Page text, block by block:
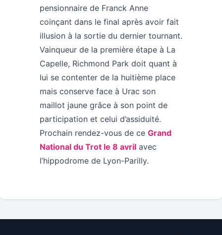
pensionnaire de Franck Anne
coinçant dans le final après avoir fait
illusion à la sortie du dernier tournant.
Vainqueur de la première étape à La
Capelle, Richmond Park doit quant à
lui se contenter de la huitième place
mais conserve face à Urac son
maillot jaune grâce à son point de
participation et celui d’assiduité.
Prochain rendez-vous de ce Grand
National du Trot le 8 avril avec
l’hippodrome de Lyon-Parilly.